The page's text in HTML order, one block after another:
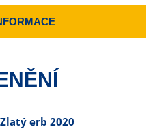
Zlatý erb 2020